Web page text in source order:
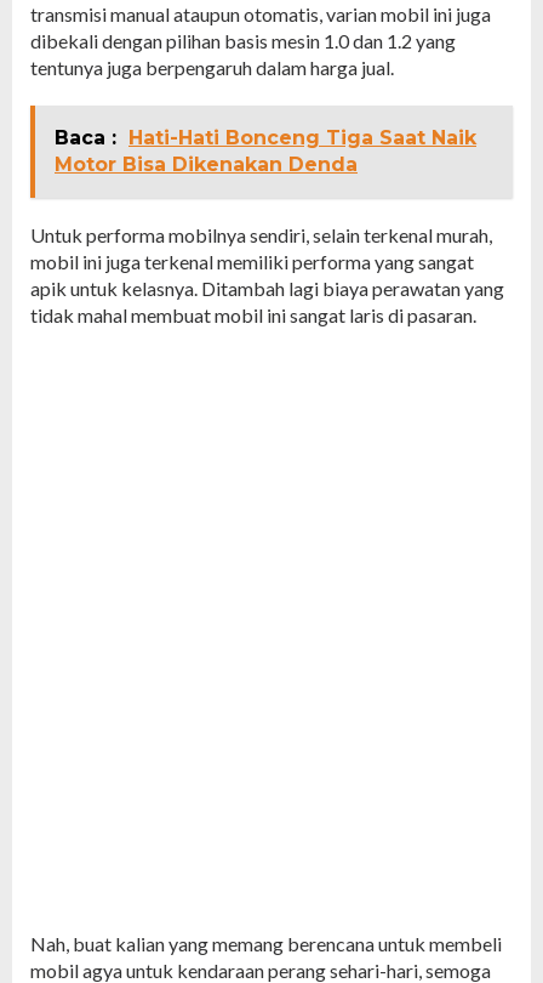
transmisi manual ataupun otomatis, varian mobil ini juga
dibekali dengan pilihan basis mesin 1.0 dan 1.2 yang
tentunya juga berpengaruh dalam harga jual.
Baca : Hati-Hati Bonceng Tiga Saat Naik
Motor Bisa Dikenakan Denda
Untuk performa mobilnya sendiri, selain terkenal murah,
mobil ini juga terkenal memiliki performa yang sangat
apik untuk kelasnya. Ditambah lagi biaya perawatan yang
tidak mahal membuat mobil ini sangat laris di pasaran.
Nah, buat kalian yang memang berencana untuk membeli
mobil agya untuk kendaraan perang sehari-hari, semoga